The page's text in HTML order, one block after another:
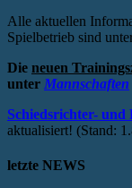
Alle aktuellen
Spielbetrieb sind
Die neuen
unter Mannschaften
Schiedsrichter- und
aktualisiert! (Stand:
letzte NEWS